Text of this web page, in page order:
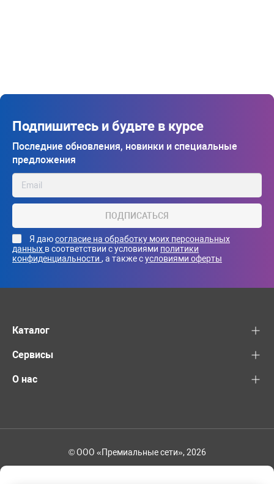
Подпишитесь и будьте в курсе
Последние обновления, новинки и специальные
предложения
ПОДПИСАТЬСЯ
Я даюсогласие на обработку моих персональных
данных в соответствии с условиями политики
конфиденциальности , а также сусловиями оферты
Каталог
Сервисы
О нас
© ООО «Премиальные сети», 2026